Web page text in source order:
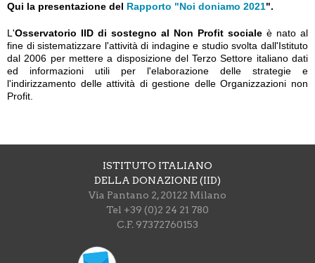
Qui la presentazione del Rapporto "Noi doniamo 2021".
L'Osservatorio IID di sostegno al Non Profit sociale è nato al
fine di sistematizzare l'attività di indagine e studio svolta dall'Istituto
dal 2006 per mettere a disposizione del Terzo Settore italiano dati
ed informazioni utili per l'elaborazione delle strategie e
l'indirizzamento delle attività di gestione delle Organizzazioni non
Profit.
ISTITUTO ITALIANO
DELLA DONAZIONE (IID)
Via Pantano 2, 20122 Milano
Tel +39 (0)2 24 21 780
C.F. 97372760153